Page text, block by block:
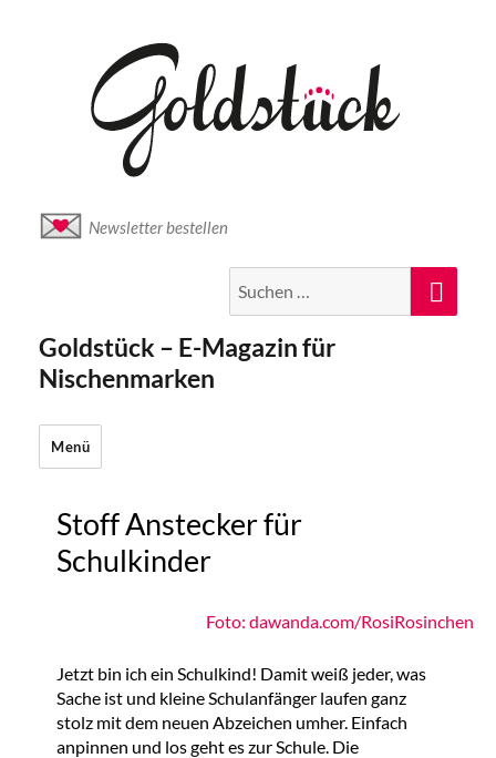
Newsletter bestellen
nach:
Goldstück – E-Magazin für
Nischenmarken
Menü
Stoff Anstecker für
Schulkinder
Foto: dawanda.com/RosiRosinchen
Jetzt bin ich ein Schulkind! Damit weiß jeder, was
Sache ist und kleine Schulanfänger laufen ganz
stolz mit dem neuen Abzeichen umher. Einfach
anpinnen und los geht es zur Schule. Die